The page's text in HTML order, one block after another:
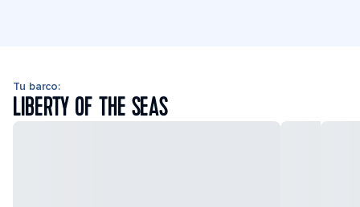
Tu barco:
LIBERTY OF THE SEAS